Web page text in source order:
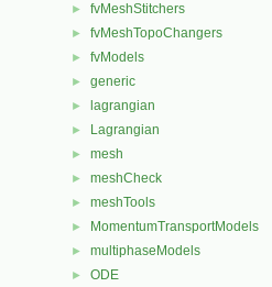
► fvMeshStitchers
► fvMeshTopoChangers
► fvModels
► generic
► lagrangian
► Lagrangian
► mesh
► meshCheck
► meshTools
► MomentumTransportModels
► multiphaseModels
► ODE